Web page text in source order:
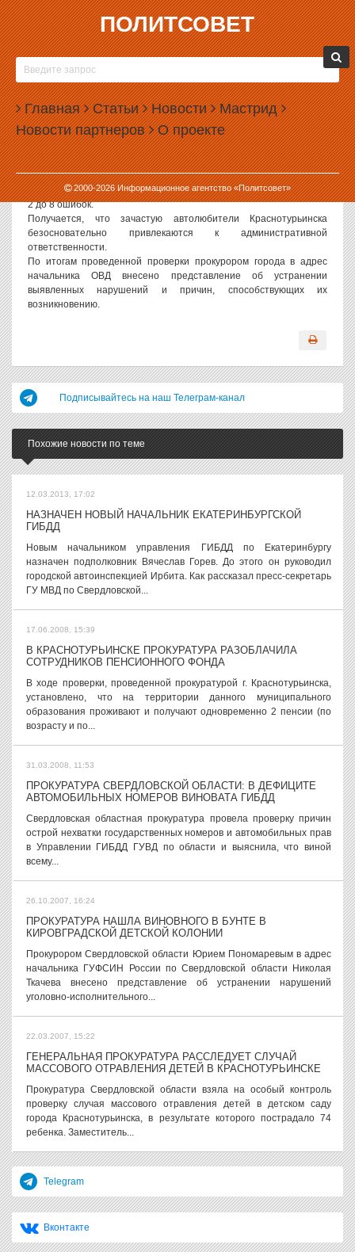
ПОЛИТСОВЕТ
Главная Статьи Новости Мастрид
Новости партнеров О проекте
2000-2026Информационное агентство «Политсовет»
15.01.2009, 12:40
В КРАСНОТУРЬИНСКЕ РАБОТНИКИ ГИБДД НЕ
ЗНАЮТ ПДД
Прокуратура Краснотурьинска проверила работу сотрудников
ГИБДД Краснотурьинска. Для этого были проверены знания ПДД
самих сотрудников. Ими сдавался зачет, вопросами которого
стали типовые билеты для учеников автошкол.
В результате из 29 сотрудников ДПС ГИБДД верно на все
вопросы ответил только 1 работник. Остальные же допустили от
2 до 8 ошибок.
Получается, что зачастую автолюбители Краснотурьинска
безосновательно привлекаются к административной
ответственности.
По итогам проведенной проверки прокурором города в адрес
начальника ОВД внесено представление об устранении
выявленных нарушений и причин, способствующих их
возникновению.
Подписывайтесь на наш Телеграм-канал
Похожие новости по теме
12.03.2013, 17:02
НАЗНАЧЕН НОВЫЙ НАЧАЛЬНИК ЕКАТЕРИНБУРГСКОЙ
ГИБДД
Новым начальником управления ГИБДД по Екатеринбургу
назначен подполковник Вячеслав Горев. До этого он руководил
городской автоинспекцией Ирбита. Как рассказал пресс-секретарь
ГУ МВД по Свердловской...
17.06.2008, 15:39
В КРАСНОТУРЬИНСКЕ ПРОКУРАТУРА РАЗОБЛАЧИЛА
СОТРУДНИКОВ ПЕНСИОННОГО ФОНДА
В ходе проверки, проведенной прокуратурой г. Краснотурьинска,
установлено, что на территории данного муниципального
образования проживают и получают одновременно 2 пенсии (по
возрасту и по...
31.03.2008, 11:53
ПРОКУРАТУРА СВЕРДЛОВСКОЙ ОБЛАСТИ: В ДЕФИЦИТЕ
АВТОМОБИЛЬНЫХ НОМЕРОВ ВИНОВАТА ГИБДД
Свердловская областная прокуратура провела проверку причин
острой нехватки государственных номеров и автомобильных прав
в Управлении ГИБДД ГУВД по области и выяснила, что виной
всему...
26.10.2007, 16:24
ПРОКУРАТУРА НАШЛА ВИНОВНОГО В БУНТЕ В
КИРОВГРАДСКОЙ ДЕТСКОЙ КОЛОНИИ
Прокурором Свердловской области Юрием Пономаревым в адрес
начальника ГУФСИН России по Свердловской области Николая
Ткачева внесено представление об устранении нарушений
уголовно-исполнительного...
22.03.2007, 15:22
ГЕНЕРАЛЬНАЯ ПРОКУРАТУРА РАССЛЕДУЕТ СЛУЧАЙ
МАССОВОГО ОТРАВЛЕНИЯ ДЕТЕЙ В КРАСНОТУРЬИНСКЕ
Прокуратура Свердловской области взяла на особый контроль
проверку случая массового отравления детей в детском саду
города Краснотурьинска, в результате которого пострадало 74
ребенка. Заместитель...
Telegram
Вконтакте